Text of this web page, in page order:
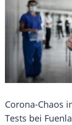
Corona-Chaos
Tests bei